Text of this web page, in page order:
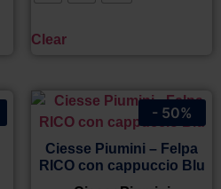
Clear
Ciesse Piumini – Felpa
RICO con cappuccio Blu
- 50%